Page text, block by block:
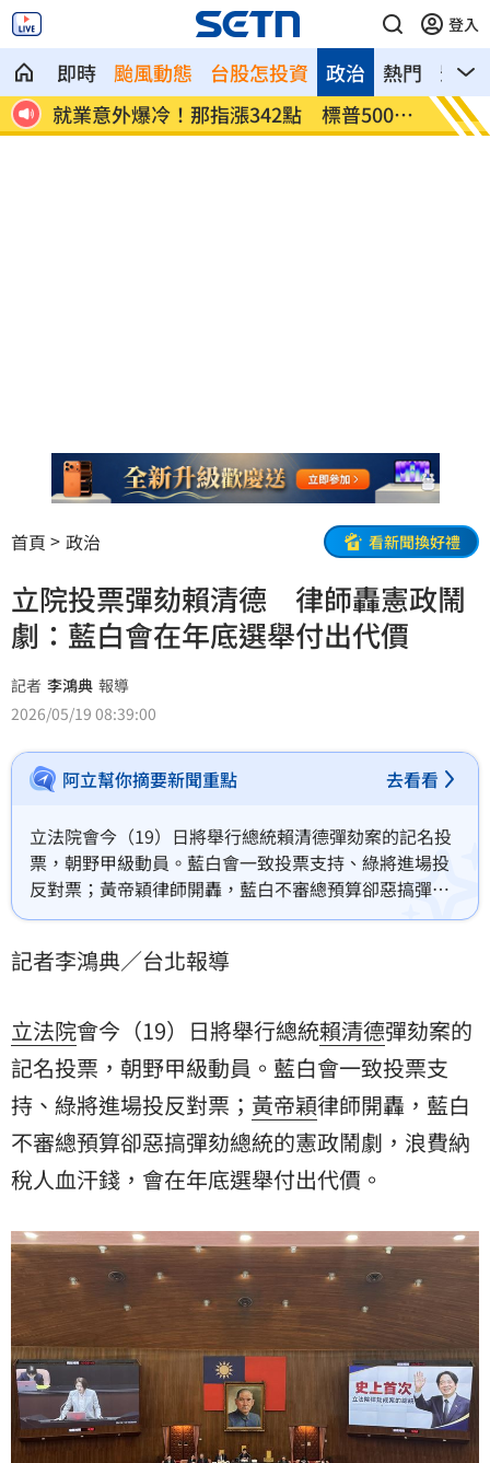
登入
即時 颱風動態 台股怎投資 熱門 影音
政治
炸
就業意外爆冷！那指漲342點 標普500新
高
美通
關稅
首頁 政治 看新聞換好禮
立院投票彈劾賴清德 律師轟憲政鬧
劇：藍白會在年底選舉付出代價
記者 李鴻典 報導
2026/05/19 08:39:00
阿立幫你摘要新聞重點 去看看
立法院會今（19）日將舉行總統賴清德彈劾案的記名投
票，朝野甲級動員。藍白會一致投票支持、綠將進場投
反對票；黃帝穎律師開轟，藍白不審總預算卻惡搞彈劾
總統的憲政鬧劇，浪費納稅人血汗錢，會在年底選舉付
記者李鴻典／台北報導
立法院會今（19）日將舉行總統賴清德彈劾案的
記名投票，朝野甲級動員。藍白會一致投票支
持、綠將進場投反對票； 黃帝穎律師開轟，藍白
不審總預算卻惡搞彈劾總統的憲政鬧劇，浪費納
稅人血汗錢，會在年底選舉付出代價。